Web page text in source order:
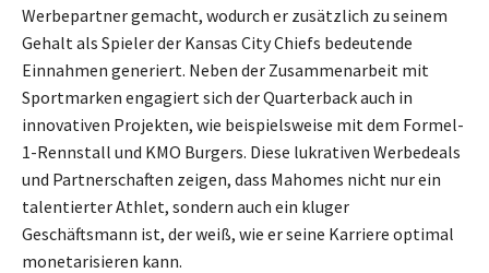
Werbepartner gemacht, wodurch er zusätzlich zu seinem
Gehalt als Spieler der Kansas City Chiefs bedeutende
Einnahmen generiert. Neben der Zusammenarbeit mit
Sportmarken engagiert sich der Quarterback auch in
innovativen Projekten, wie beispielsweise mit dem Formel-
1-Rennstall und KMO Burgers. Diese lukrativen Werbedeals
und Partnerschaften zeigen, dass Mahomes nicht nur ein
talentierter Athlet, sondern auch ein kluger
Geschäftsmann ist, der weiß, wie er seine Karriere optimal
monetarisieren kann.